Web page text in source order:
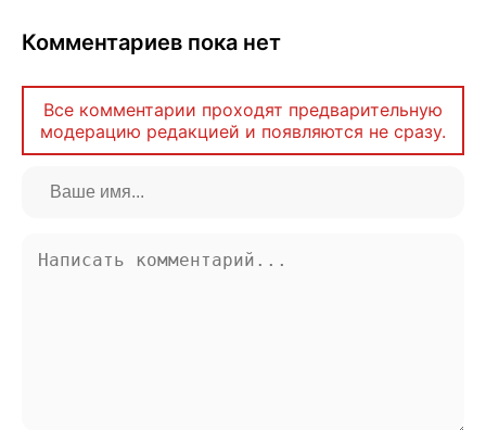
Комментариев пока нет
Все комментарии проходят предварительную
модерацию редакцией и появляются не сразу.